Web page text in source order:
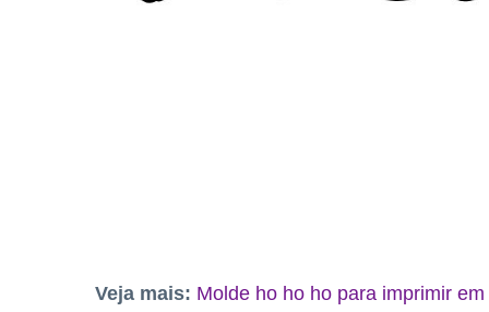
Veja mais: Molde ho ho ho para imprimir